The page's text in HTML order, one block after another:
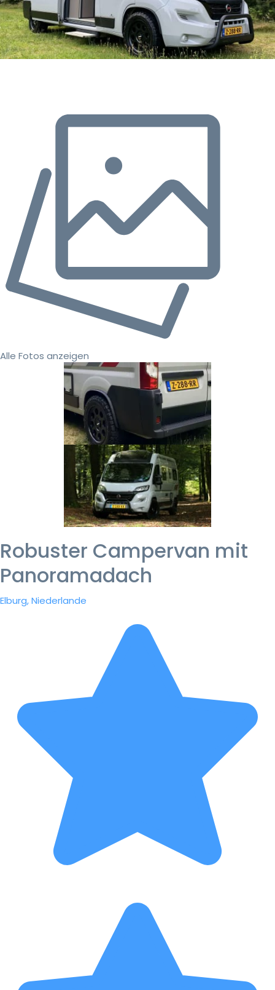
Alle Fotos anzeigen
Robuster Campervan mit
Panoramadach
Elburg, Niederlande